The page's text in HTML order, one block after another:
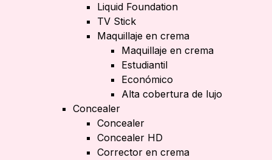
Liquid Foundation
TV Stick
Maquillaje en crema
Maquillaje en crema
Estudiantil
Económico
Alta cobertura de lujo
Concealer
Concealer
Concealer HD
Corrector en crema